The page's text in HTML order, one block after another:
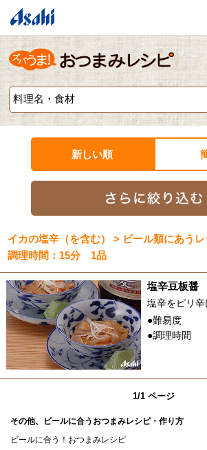
新しい順
イカの塩辛（を含む） > ビール類にあう
調理時間：15分 1品
塩辛豆板醤
塩辛をピリ辛
●難易度
●調理時間
1/1 ページ
その他、ビールに合うおつまみレシピ・作り方
ビールに合う！おつまみレシピ